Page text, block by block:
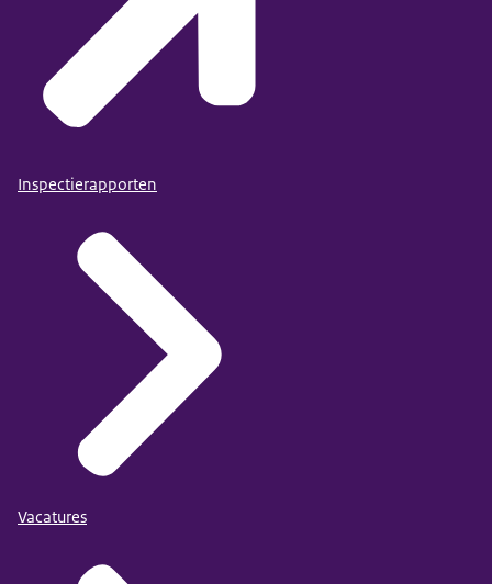
Inspectierapporten
Vacatures